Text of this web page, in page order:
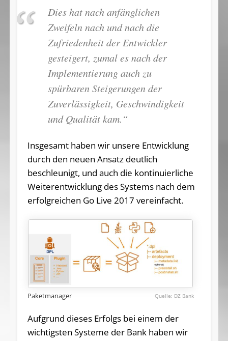
Dies hat nach anfänglichen
Zweifeln nach und nach die
Zufriedenheit der Entwickler
gesteigert, zumal es nach der
Implementierung auch zu
spürbaren Steigerungen der
Zuverlässigkeit, Geschwindigkeit
und Qualität kam.“
Insgesamt haben wir unsere Entwicklung
durch den neuen Ansatz deutlich
beschleunigt, und auch die kontinuierliche
Weiterentwicklung des Systems nach dem
erfolgreichen Go Live 2017 vereinfacht.
Paketmanager DZ Bank
Aufgrund dieses Erfolgs bei einem der
wichtigsten Systeme der Bank haben wir